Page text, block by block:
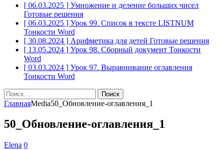
[ 06.03.2025 ] Умножение и деление больших чисел
Готовые решения
[ 06.03.2025 ] Урок 99. Список в тексте LISTNUM
Тонкости Word
[ 30.08.2024 ] Арифметика для детей Готовые решения
[ 13.05.2024 ] Урок 98. Сборный документ Тонкости
Word
[ 03.03.2024 ] Урок 97. Выравнивание оглавления
Тонкости Word
Найти:
ГлавнаяMedia50_Обновление-оглавления_1
50_Обновление-оглавления_1
Elena 0